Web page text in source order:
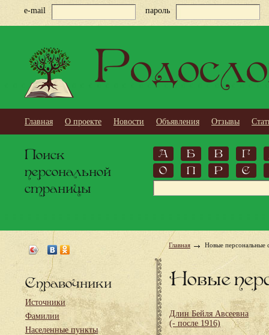
e-mail пароль
Главная О проекте Новости Объявления Отзывы
Поиск
персональной
страницы
А Б В
Г
О
П Р С
Справочники
Источники
Фамилии
Населенные пункты
Главная Новые персональные
Новые
Длин Бейля Авсеевна
(- после 1916)